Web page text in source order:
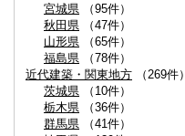
宮城県 （95件）
秋田県 （47件）
山形県 （65件）
福島県 （78件）
近代建築・関東地方 （269件）
茨城県 （10件）
栃木県 （36件）
群馬県 （41件）